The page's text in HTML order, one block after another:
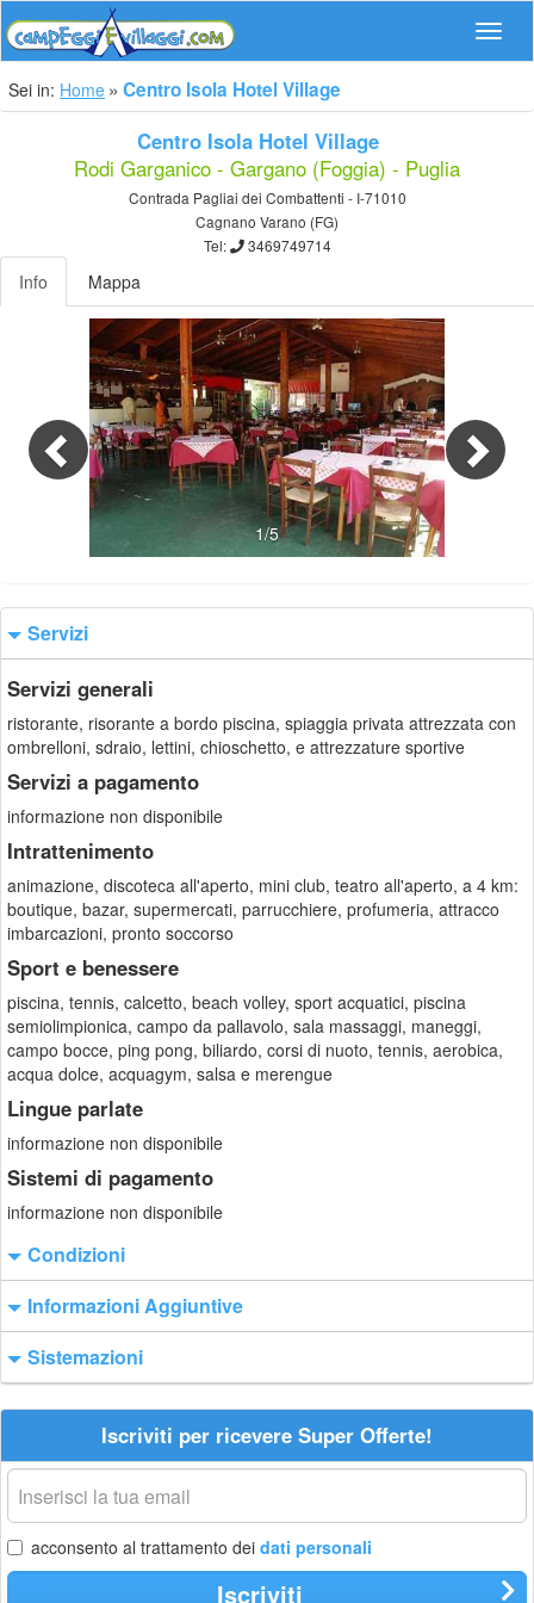
Sei in: Home Centro Isola Hotel Village
Centro Isola Hotel Village
Rodi Garganico - Gargano (Foggia) - Puglia
Contrada Pagliai dei Combattenti - I-71010
Cagnano Varano (FG)
Tel:
3469749714
Info Mappa
1/5
Previous
Servizi
Servizi generali
ristorante, risorante a bordo piscina, spiaggia privata attrezzata con
ombrelloni, sdraio, lettini, chioschetto, e attrezzature sportive
Servizi a pagamento
informazione non disponibile
Intrattenimento
animazione, discoteca all'aperto, mini club, teatro all'aperto, a 4 km:
boutique, bazar, supermercati, parrucchiere, profumeria, attracco
imbarcazioni, pronto soccorso
Sport e benessere
piscina, tennis, calcetto, beach volley, sport acquatici, piscina
semiolimpionica, campo da pallavolo, sala massaggi, maneggi,
campo bocce, ping pong, biliardo, corsi di nuoto, tennis, aerobica,
acqua dolce, acquagym, salsa e merengue
Lingue parlate
informazione non disponibile
Sistemi di pagamento
informazione non disponibile
Condizioni
Informazioni Aggiuntive
Sistemazioni
Iscriviti per ricevere Super Offerte!
La
tua
email
acconsento al trattamento dei dati personali
Iscriviti